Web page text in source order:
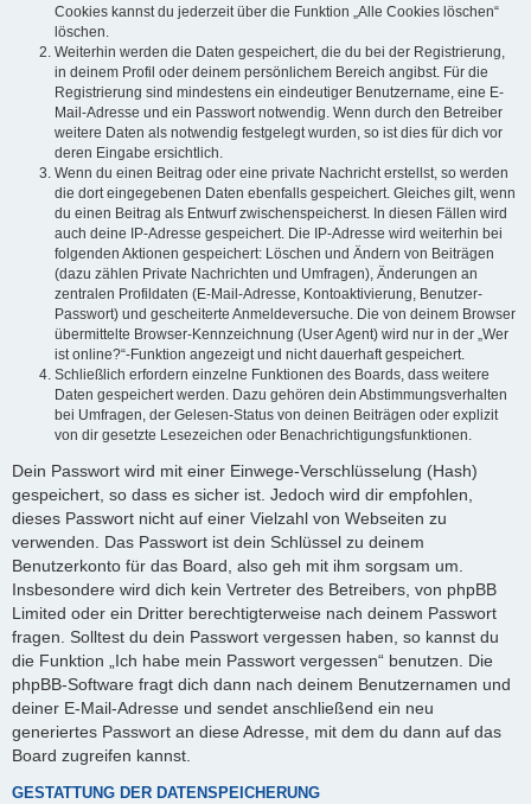
Cookies kannst du jederzeit über die Funktion „Alle Cookies löschen“
löschen.
Weiterhin werden die Daten gespeichert, die du bei der Registrierung,
in deinem Profil oder deinem persönlichem Bereich angibst. Für die
Registrierung sind mindestens ein eindeutiger Benutzername, eine E-
Mail-Adresse und ein Passwort notwendig. Wenn durch den Betreiber
weitere Daten als notwendig festgelegt wurden, so ist dies für dich vor
deren Eingabe ersichtlich.
Wenn du einen Beitrag oder eine private Nachricht erstellst, so werden
die dort eingegebenen Daten ebenfalls gespeichert. Gleiches gilt, wenn
du einen Beitrag als Entwurf zwischenspeicherst. In diesen Fällen wird
auch deine IP-Adresse gespeichert. Die IP-Adresse wird weiterhin bei
folgenden Aktionen gespeichert: Löschen und Ändern von Beiträgen
(dazu zählen Private Nachrichten und Umfragen), Änderungen an
zentralen Profildaten (E-Mail-Adresse, Kontoaktivierung, Benutzer-
Passwort) und gescheiterte Anmeldeversuche. Die von deinem Browser
übermittelte Browser-Kennzeichnung (User Agent) wird nur in der „Wer
ist online?“-Funktion angezeigt und nicht dauerhaft gespeichert.
Schließlich erfordern einzelne Funktionen des Boards, dass weitere
Daten gespeichert werden. Dazu gehören dein Abstimmungsverhalten
bei Umfragen, der Gelesen-Status von deinen Beiträgen oder explizit
von dir gesetzte Lesezeichen oder Benachrichtigungsfunktionen.
Dein Passwort wird mit einer Einwege-Verschlüsselung (Hash)
gespeichert, so dass es sicher ist. Jedoch wird dir empfohlen,
dieses Passwort nicht auf einer Vielzahl von Webseiten zu
verwenden. Das Passwort ist dein Schlüssel zu deinem
Benutzerkonto für das Board, also geh mit ihm sorgsam um.
Insbesondere wird dich kein Vertreter des Betreibers, von phpBB
Limited oder ein Dritter berechtigterweise nach deinem Passwort
fragen. Solltest du dein Passwort vergessen haben, so kannst du
die Funktion „Ich habe mein Passwort vergessen“ benutzen. Die
phpBB-Software fragt dich dann nach deinem Benutzernamen und
deiner E-Mail-Adresse und sendet anschließend ein neu
generiertes Passwort an diese Adresse, mit dem du dann auf das
Board zugreifen kannst.
GESTATTUNG DER DATENSPEICHERUNG